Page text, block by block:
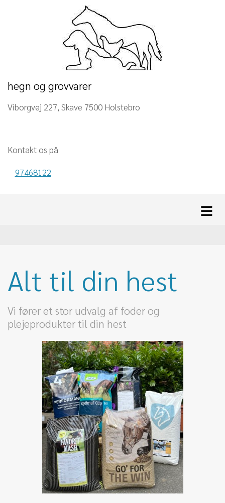
hegn og grovvarer
Viborgvej 227, Skave 7500 Holstebro
Kontakt os på
97468122
Alt til din hest
Vi fører et stor udvalg af foder og
plejeprodukter til din hest